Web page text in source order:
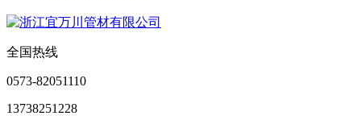
全国热线
0573-82051110
13738251228